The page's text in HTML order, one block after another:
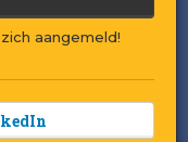
aangemeld!